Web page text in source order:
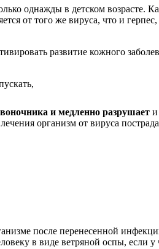
однажды в детском возрасте.
от того же вируса, что и
развитие кожного
и медленно разрушает и
организм от вируса
после перенесенной
в виде ветряной оспы, если